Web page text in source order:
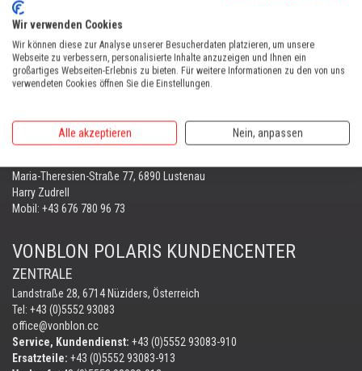
FORST & GARTENGERÄTE
AUTOMOWER
PORTABLE WINCH
AUTOMOWER
Maria-Theresien-Straße 77, 6890 Lustenau
Harry Zudrell
Mobil: +43 676 780 96 73
VONBLON POLARIS KUNDENCENTER
ZENTRALE
Landstraße 28, 6714 Nüziders, Österreich
Tel: +43 (0)5552 93083
office@vonblon.cc
Service, Kundendienst: +43 (0)5552 93083-910
Ersatzteile: +43 (0)5552 93083-913
Wir verwenden Cookies
Wir können diese zur Analyse unserer Besucherdaten platzieren, um unsere
Webseite zu verbessern, personalisierte Inhalte anzuzeigen und Ihnen ein
großartiges Webseiten-Erlebnis zu bieten. Für weitere Informationen zu den von uns
verwendeten Cookies öffnen Sie die Einstellungen.
Alle akzeptieren Nein, anpassen